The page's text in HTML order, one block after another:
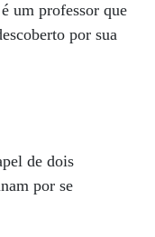
um professor que
por sua
de dois
por se